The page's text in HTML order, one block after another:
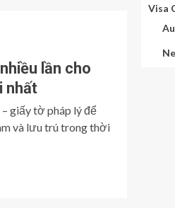
lần cho
nhất
giấy tờ pháp lý để
và lưu trú trong thời
Visa